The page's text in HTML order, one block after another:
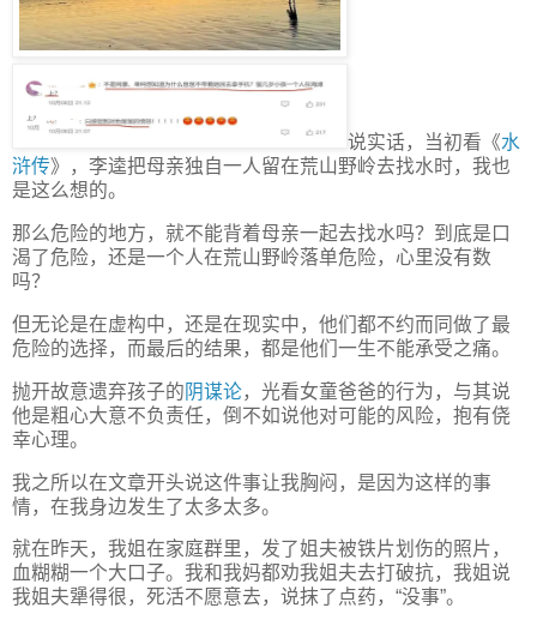
说实话，当初看《水
浒传》，李逵把母亲独自一人留在荒山野岭去找水时，我也
是这么想的。
那么危险的地方，就不能背着母亲一起去找水吗？到底是口
渴了危险，还是一个人在荒山野岭落单危险，心里没有数
吗？
但无论是在虚构中，还是在现实中，他们都不约而同做了最
危险的选择，而最后的结果，都是他们一生不能承受之痛。
抛开故意遗弃孩子的 阴谋论，光看女童爸爸的行为，与其说
他是粗心大意不负责任，倒不如说他对可能的风险，抱有侥
幸心理。
我之所以在文章开头说这件事让我胸闷，是因为这样的事
情，在我身边发生了太多太多。
就在昨天，我姐在家庭群里，发了姐夫被铁片划伤的照片，
血糊糊一个大口子。我和我妈都劝我姐夫去打破抗，我姐说
我姐夫犟得很，死活不愿意去，说抹了点药，“没事”。